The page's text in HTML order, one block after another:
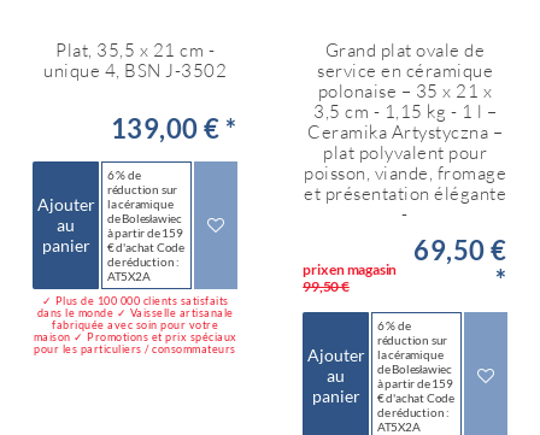
Plat, 35,5 x 21 cm -
unique 4, BSN J-3502
139,00 € *
Ajouter
au
panier
6 % de
réduction sur
la céramique
de Bolesławiec
à partir de 159
€ d'achat Code
de réduction :
AT5X2A
✓ Plus de 100 000 clients satisfaits
dans le monde ✓ Vaisselle artisanale
fabriquée avec soin pour votre
maison ✓ Promotions et prix spéciaux
pour les particuliers / consommateurs
Grand plat ovale de
service en céramique
polonaise – 35 x 21 x
3,5 cm - 1,15 kg - 1 l –
Ceramika Artystyczna –
plat polyvalent pour
poisson, viande, fromage
et présentation élégante
-
prix en magasin
99,50 €
69,50 €
*
Ajouter
au
panier
6 % de
réduction sur
la céramique
de Bolesławiec
à partir de 159
€ d'achat Code
de réduction :
AT5X2A